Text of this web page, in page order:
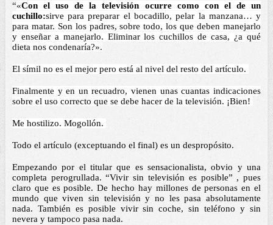
“«Con el uso de la televisión ocurre como con el de un
cuchillo:sirve para preparar el bocadillo, pelar la manzana… y
para matar. Son los padres, sobre todo, los que deben manejarlo
y enseñar a manejarlo. Eliminar los cuchillos de casa, ¿a qué
dieta nos condenaría?».
El símil no es el mejor pero está al nivel del resto del artículo.
Finalmente y en un recuadro, vienen unas cuantas indicaciones
sobre el uso correcto que se debe hacer de la televisión. ¡Bien!
Me hostilizo. Mogollón.
Todo el artículo (exceptuando el final) es un despropósito.
Empezando por el titular que es sensacionalista, obvio y una
completa perogrullada. “Vivir sin televisión es posible” , pues
claro que es posible. De hecho hay millones de personas en el
mundo que viven sin televisión y no les pasa absolutamente
nada. También es posible vivir sin coche, sin teléfono y sin
nevera y tampoco pasa nada.